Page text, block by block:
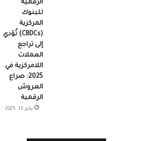
الرقمية
للبنوك
المركزية
(CBDCs) تُؤدي
إلى تراجع
العملات
اللامركزية في
2025: صراع
العروش
الرقمية
يناير 13, 2025